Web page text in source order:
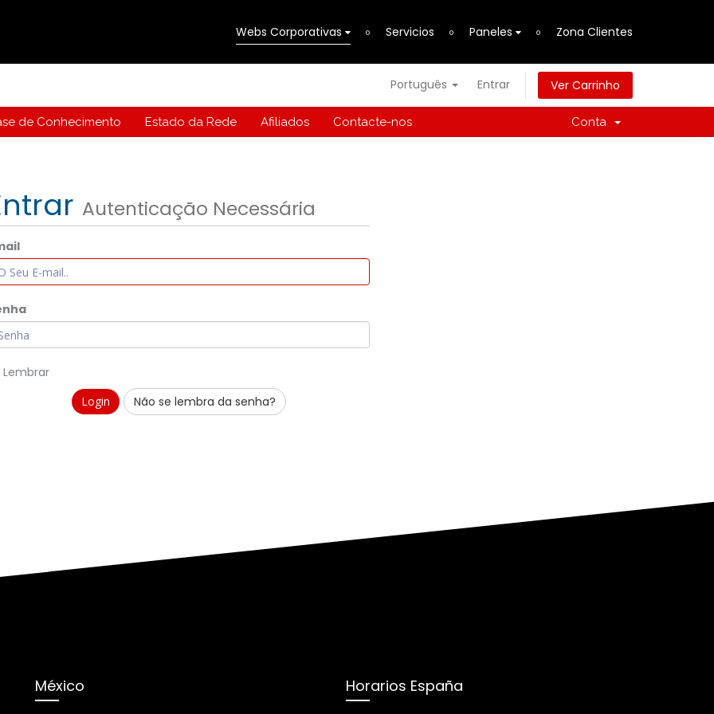
Webs Corporativas Servicios Paneles Zona Clientes
Português Entrar Ver Carrinho
de Conhecimento Estado da Rede Afiliados Contacte-nos Conta
Autenticação Necessária
Lembrar
Não se lembra da senha?
México Horarios España